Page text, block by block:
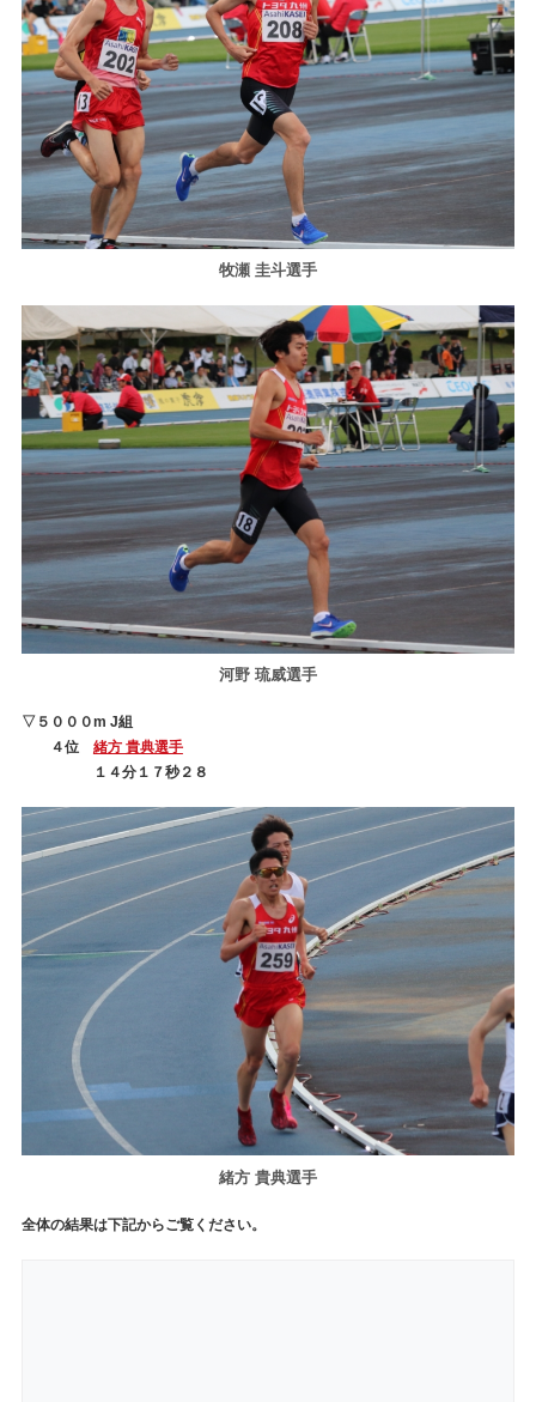
牧瀬 圭斗選手
河野 琉威選手
▽５０００m J組
４位 緒方 貴典選手
１４分１７秒２８
緒方 貴典選手
全体の結果は下記からご覧ください。